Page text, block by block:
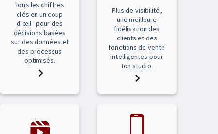
Tous les chiffres
clés en un coup
d'œil - pour des
décisions basées
sur des données et
des processus
optimisés.
Plus de visibilité,
une meilleure
fidélisation des
clients et des
fonctions de vente
intelligentes pour
ton studio.